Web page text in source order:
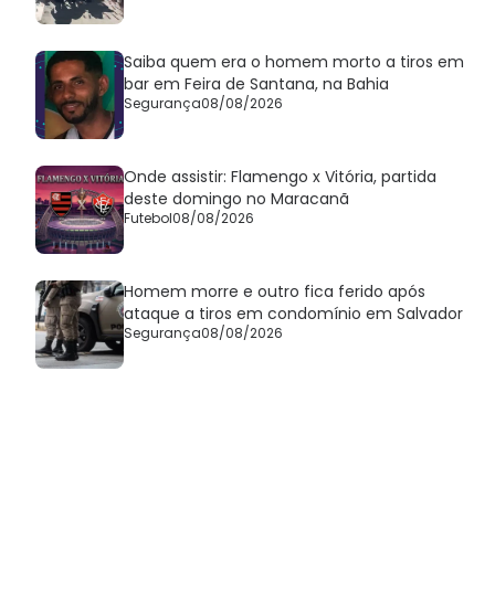
Saiba quem era o homem morto a tiros em
bar em Feira de Santana, na Bahia
Segurança08/08/2026
Onde assistir: Flamengo x Vitória, partida
deste domingo no Maracanã
Futebol08/08/2026
Homem morre e outro fica ferido após
ataque a tiros em condomínio em Salvador
Segurança08/08/2026